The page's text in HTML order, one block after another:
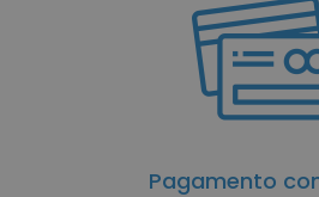
Pagamento